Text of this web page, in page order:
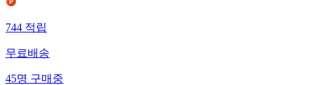
744적립
무료배송
45명구매중